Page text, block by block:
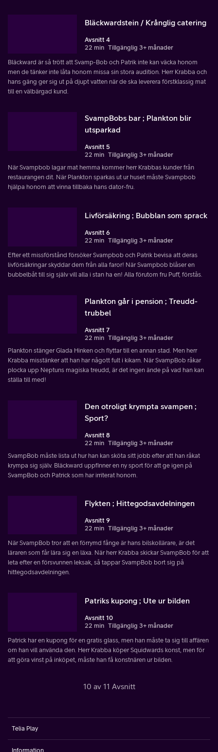
Bläckwardstein / Krånglig catering
Avsnitt 4
22 min Tillgänglig 3+ månader
Bläckward är så trött att Svamp-Bob och Patrik inte kan väcka honom
men de tänker inte låta honom missa sin stora audition. Herr Krabba och
hans gäng ger sig ut på djupt vatten när de ska leverera förstklassig mat
till en välbärgad kund.
SvampBobs bar ; Plankton blir
utsparkad
Avsnitt 5
22 min Tillgänglig 3+ månader
När Svampbob lagar mat hemma kommer herr Krabbas kunder från
restaurangen dit. När Plankton sparkas ut ur huset måste Svampbob
hjälpa honom att vinna tillbaka hans dator-fru.
Livförsäkring ; Bubblan som sprack
Avsnitt 6
22 min Tillgänglig 3+ månader
Efter ett missförstånd försöker Svampbob och Patrik bevisa att deras
livförsäkringar skyddar dem från alla faror! När Svampbob blåser en
bubbelbåt till sig själv vill alla i stan ha en! Alla förutom fru Puff, förstås.
Plankton går i pension ; Treudd-
trubbel
Avsnitt 7
22 min Tillgänglig 3+ månader
Plankton stänger Glada Hinken och flyttar till en annan stad. Men herr
Krabba misstänker att han har någott fult i kikarn. När SvampBob råkar
plocka upp Neptuns magiska treudd, är det ingen ände på vad han kan
ställa till med!
Den otroligt krympta svampen ;
Sport?
Avsnitt 8
22 min Tillgänglig 3+ månader
SvampBob måste lista ut hur han kan sköta sitt jobb efter att han råkat
krympa sig själv. Bläckward uppfinner en ny sport för att ge igen på
SvampBob och Patrick som har irriterat honom.
Flykten ; Hittegodsavdelningen
Avsnitt 9
22 min Tillgänglig 3+ månader
När SvampBob tror att en förrymd fånge är hans bilskollärare, är det
läraren som får lära sig en läxa. När herr Krabba skickar SvampBob för att
leta efter en försvunnen leksak, så tappar SvampBob bort sig på
hittegodsavdelningen.
Patriks kupong ; Ute ur bilden
Avsnitt 10
22 min Tillgänglig 3+ månader
Patrick har en kupong för en gratis glass, men han måste ta sig till affären
om han vill använda den. Herr Krabba köper Squidwards konst, men för
att göra vinst på inköpet, måste han få konstnären ur bilden.
10 av 11 Avsnitt
Telia Play
Information